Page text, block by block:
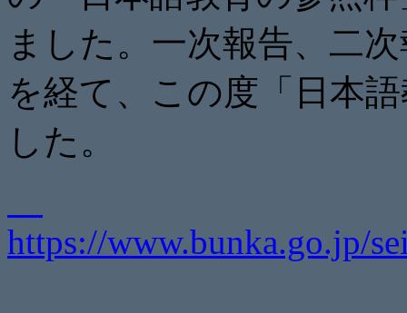
ました。一次報告、二
を経て、この度「日本
した。
https://www.bunka.go.jp/